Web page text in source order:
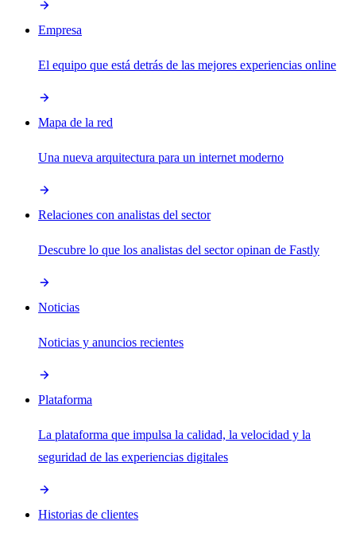
Empresa
El equipo que está detrás de las mejores experiencias online
Mapa de la red
Una nueva arquitectura para un internet moderno
Relaciones con analistas del sector
Descubre lo que los analistas del sector opinan de Fastly
Noticias
Noticias y anuncios recientes
Plataforma
La plataforma que impulsa la calidad, la velocidad y la
seguridad de las experiencias digitales
Historias de clientes